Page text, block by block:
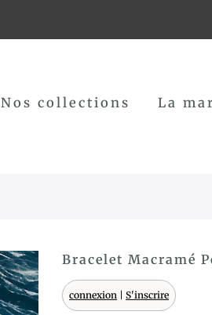
Nos collections La
Bracelet Macramé
connexion | S'inscrire